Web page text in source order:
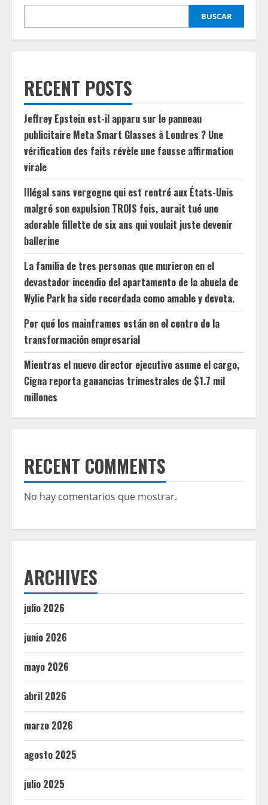
BUSCAR
RECENT POSTS
Jeffrey Epstein est-il apparu sur le panneau
publicitaire Meta Smart Glasses à Londres ? Une
vérification des faits révèle une fausse affirmation
virale
Illégal sans vergogne qui est rentré aux États-Unis
malgré son expulsion TROIS fois, aurait tué une
adorable fillette de six ans qui voulait juste devenir
ballerine
La familia de tres personas que murieron en el
devastador incendio del apartamento de la abuela de
Wylie Park ha sido recordada como amable y devota.
Por qué los mainframes están en el centro de la
transformación empresarial
Mientras el nuevo director ejecutivo asume el cargo,
Cigna reporta ganancias trimestrales de $1.7 mil
millones
RECENT COMMENTS
No hay comentarios que mostrar.
ARCHIVES
julio 2026
junio 2026
mayo 2026
abril 2026
marzo 2026
agosto 2025
julio 2025